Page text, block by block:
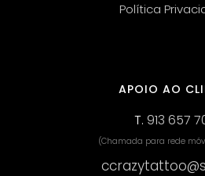
Política
APOIO AO
T.913 657
(Chamada para rede